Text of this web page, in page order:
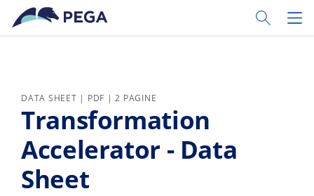
Vai direttamente al contenuto principale
Toggle
DATA SHEET | PDF | 2 PAGINE
Transformation
Accelerator - Data
Sheet